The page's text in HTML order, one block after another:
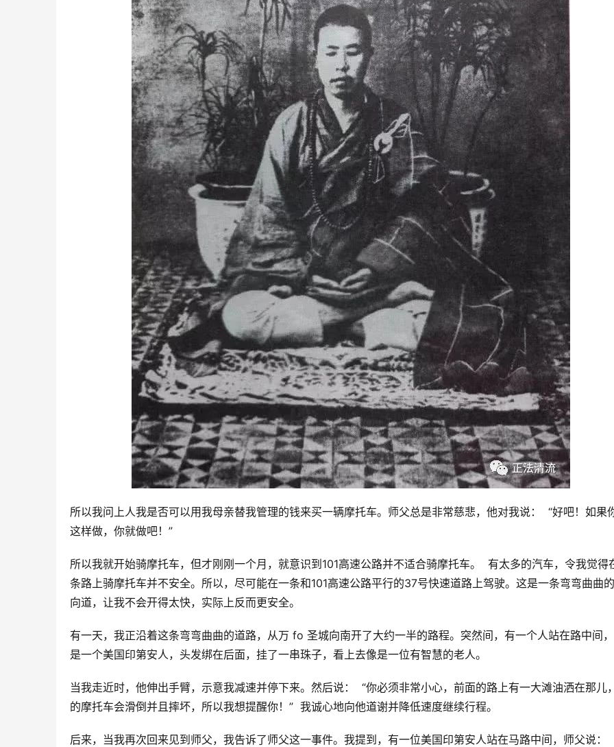
所以我问上人我是否可以用我母亲替我管理的钱来买一辆摩托车。师父总是非常慈悲，他对我说：  “好吧！如果
这样做，你就做吧！”
所以我就开始骑摩托车，但才刚刚一个月，就意识到101高速公路并不适合骑摩托车。  有太多的汽车，令我觉得
条路上骑摩托车并不安全。所以，尽可能在一条和101高速公路平行的37号快速道路上驾驶。这是一条弯弯曲曲
向道，让我不会开得太快，实际上反而更安全。
有一天，我正沿着这条弯弯曲曲的道路，从万 fo 圣城向南开了大约一半的路程。突然间，有一个人站在路中间
是一个美国印第安人，头发绑在后面，挂了一串珠子，看上去像是一位有智慧的老人。
当我走近时，他伸出手臂，示意我减速并停下来。然后说：  “你必须非常小心，前面的路上有一大滩油洒在那儿
的摩托车会滑倒并且摔坏，所以我想提醒你！”  我诚心地向他道谢并降低速度继续行程。
后来，当我再次回来见到师父，我告诉了师父这一事件。我提到，有一位美国印第安人站在马路中间，师父说：